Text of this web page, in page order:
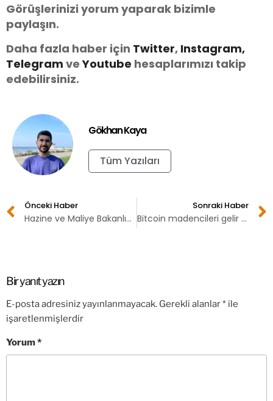
Görüşlerinizi yorum yaparak bizimle
paylaşın.
Daha fazla haber için Twitter, Instagram,
Telegram veYoutube hesaplarımızı takip
edebilirsiniz.
Gökhan Kaya
Tüm Yazıları
Önceki Haber
Hazine ve Maliye Bakanlığı kripto para açıklaması yaptı!
Sonraki Haber
Bitcoin madencileri gelir rekoru kırdı!
Bir yanıt yazın
E-posta adresiniz yayınlanmayacak. Gerekli alanlar* ile
işaretlenmişlerdir
Yorum*